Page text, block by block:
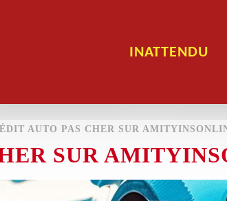
INATTENDU
AUTO PAS CHER SUR
SUR